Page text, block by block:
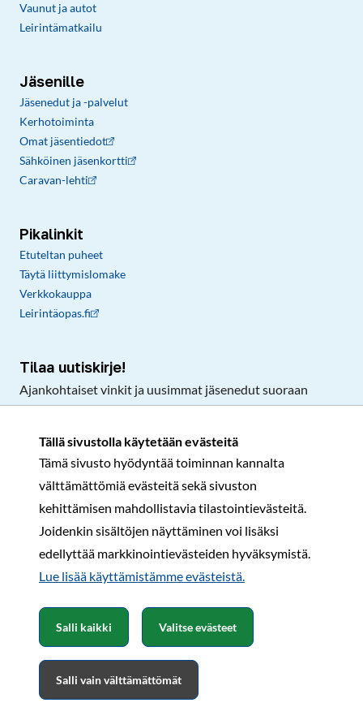
Tällä sivustolla käytetään evästeitä
Tämä sivusto hyödyntää toiminnan kannalta
välttämättömiä evästeitä sekä sivuston
kehittämisen mahdollistavia tilastointievästeitä.
Joidenkin sisältöjen näyttäminen voi lisäksi
edellyttää markkinointievästeiden hyväksymistä.
Lue lisää käyttämistämme evästeistä.​​​​​​
Salli kaikki
Salli vain välttämättömät
Valitse evästeet
Vaunut ja autot
Leirintämatkailu
Jäsenille
Jäsenedut ja -palvelut
Kerhotoiminta
Omat jäsentiedot
Sähköinen jäsenkortti
Caravan-lehti
Pikalinkit
Etuteltan puheet
Täytä liittymislomake
Verkkokauppa
Leirintäopas.fi
Tilaa uutiskirje!
Ajankohtaiset vinkit ja uusimmat jäsenedut suoraan
Rekisteri- ja tietosuojaselosteSopimusehdot